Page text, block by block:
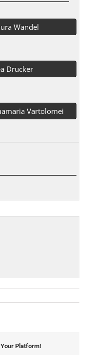
Wandel
Drucker
Vartolomei
Platform!